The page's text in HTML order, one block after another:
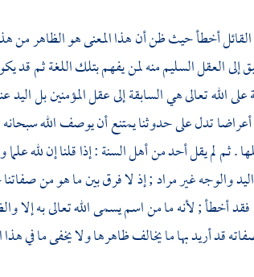
أخطأ حيث ظن أن هذا المعنى هو الظاهر
إلى العقل السليم منه لمن يفهم بتلك اللغة ثم
على الله تعالى هي السابقة إلى عقل المؤمنين بل
تدل على حدوثنا يمتنع أن يوصف الله
. ثم لم يقل أحد منأهل السنة: إذا قلنا إن لله
والوجه غير مراد ; إذ لا فرق بين ما هو من
فقد أخطأ ; لأنه ما من اسم يسمى الله تعالى به إلا
قد أريد بها ما يخالف ظاهرها ولا يخفى ما في